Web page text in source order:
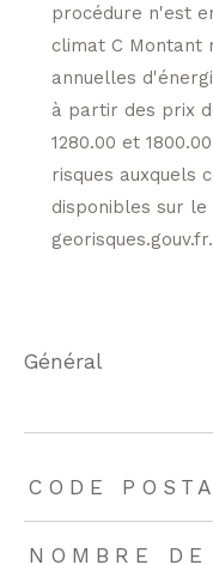
procédure n'est
climat C Montant
annuelles
à partir des prix
1280.00 et
risques auxquels
disponibles sur le
georisques.gouv.fr.
général
CODE
NOMBRE